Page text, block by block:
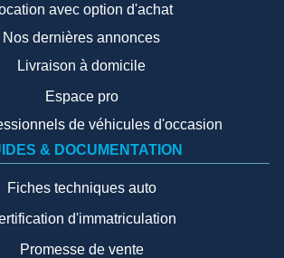
avec option d'achat
Nos dernières annonces
Livraison à domicile
Espace pro
de véhicules d'occasion
& DOCUMENTATION
Fiches techniques auto
d'immatriculation
Promesse de vente